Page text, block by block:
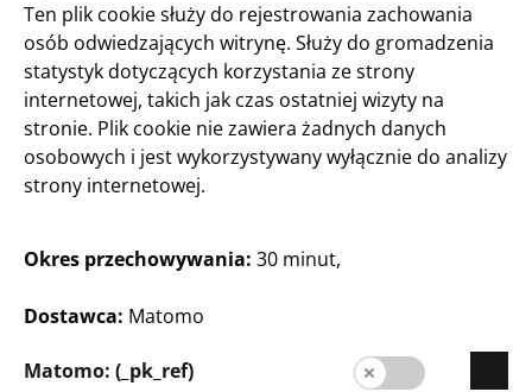
Kontakt
Informacja dla klienta
Stopka redakcyjna
Ten plik cookie służy do rejestrowania zachowania
osób odwiedzających witrynę. Służy do gromadzenia
statystyk dotyczących korzystania ze strony
internetowej, takich jak czas ostatniej wizyty na
stronie. Plik cookie nie zawiera żadnych danych
osobowych i jest wykorzystywany wyłącznie do analizy
strony internetowej.
Okres przechowywania: 30 minut,
Dostawca: Matomo
Matomo: (_pk_ref)